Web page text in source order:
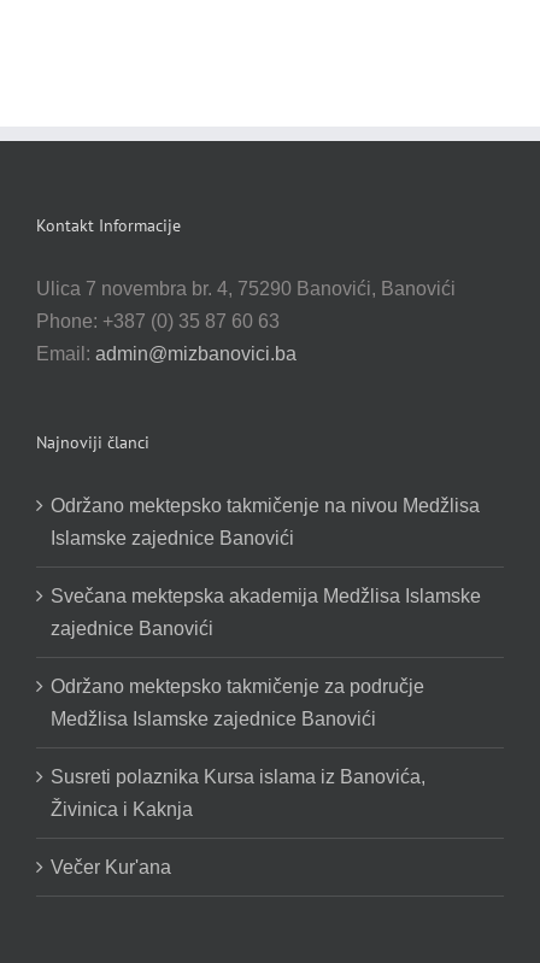
Kontakt Informacije
Ulica 7 novembra br. 4, 75290 Banovići, Banovići
Phone: +387 (0) 35 87 60 63
Email: admin@mizbanovici.ba
Najnoviji članci
Održano mektepsko takmičenje na nivou Medžlisa
Islamske zajednice Banovići
Svečana mektepska akademija Medžlisa Islamske
zajednice Banovići
Održano mektepsko takmičenje za područje
Medžlisa Islamske zajednice Banovići
Susreti polaznika Kursa islama iz Banovića,
Živinica i Kaknja
Večer Kur'ana